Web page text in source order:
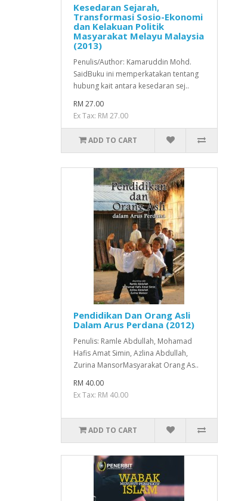
Kesedaran Sejarah,
Transformasi Sosio-Ekonomi
dan Kelakuan Politik
Masyarakat Melayu Malaysia
(2013)
Penulis/Author: Kamaruddin Mohd.
SaidBuku ini memperkatakan tentang
hubung kait antara kesedaran sej..
RM 27.00
Ex Tax: RM 27.00
ADD TO CART
Pendidikan Dan Orang Asli
Dalam Arus Perdana (2012)
Penulis: Ramle Abdullah, Mohamad
Hafis Amat Simin, Azlina Abdullah,
Zurina MansorMasyarakat Orang As..
RM 40.00
Ex Tax: RM 40.00
ADD TO CART